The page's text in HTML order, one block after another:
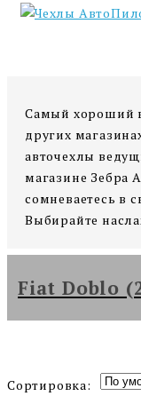
Самый хороший
других
авточехлы
магазине Зебра
сомневаетесь в
Выбирайте
Fiat Doblo
Сортировка: